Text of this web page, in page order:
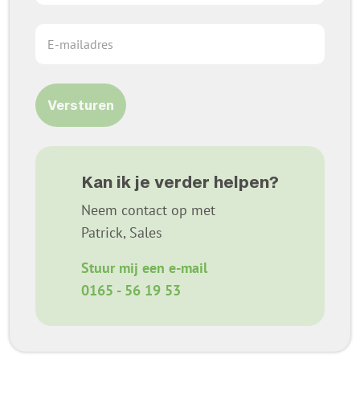
Versturen
Kan ik je verder helpen?
Neem contact op met
Patrick, Sales
Stuur mij een e-mail
0165 - 56 19 53